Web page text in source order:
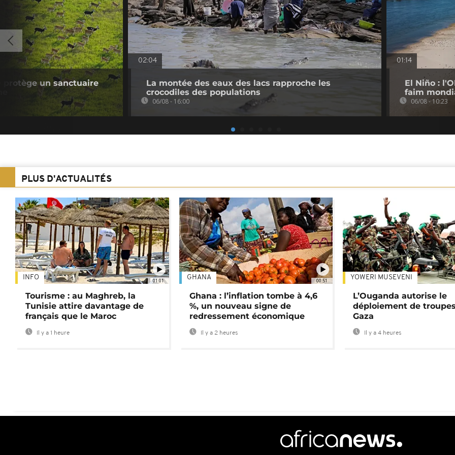
protège un sanctuaire
02:04
La montée des eaux des lacs rapproche les
crocodiles des populations
06/08 - 16:00
01:14
El Niño :
faim
06/08 - 10:23
PLUS D'ACTUALITÉS
01:01
INFO
Tourisme : au Maghreb, la
Tunisie attire davantage de
français que le Maroc
Il y a 1 heure
00:51
GHANA
Ghana : l’inflation tombe à 4,6
%, un nouveau signe de
redressement économique
Il y a 2 heures
YOWERI MUSEVENI
L’Ouganda autorise le
déploiement de
Gaza
Il y a 4 heures